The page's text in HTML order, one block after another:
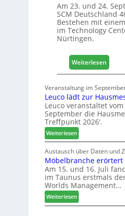
+
H
o
2
0
8
Am 23. und 24.
SCM Deutschland
Bestehen mit
im Technology
Nürtingen.
Weiterlesen:
4
J
a
h
C
M
D
e
u
s
Veranstaltung im
Leuco lädt zur
Leuco veranstaltet
September die
Treffpunkt 2026‘.
Weiterlesen:
L
e
u
c
o
l
ä
d
Austausch über Daten und
Möbelbranche erörtert
Am 15. und 16. Juli
im Taunus erstmals
Worlds Management…
Weiterlesen:
M